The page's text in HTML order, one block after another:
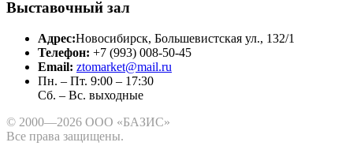
Выставочный зал
Адрес:Новосибирск, Большевистская ул., 132/1
Телефон: +7 (993) 008-50-45
Email: ztomarket@mail.ru
Пн. – Пт. 9:00 – 17:30
Сб. – Вс. выходные
© 2000—2026 ООО «БАЗИС»
Все права защищены.